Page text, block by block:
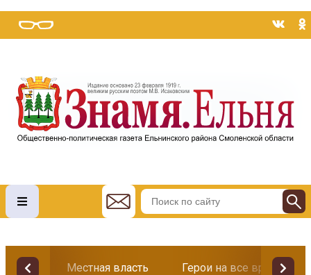
Местная власть Герои на все времена